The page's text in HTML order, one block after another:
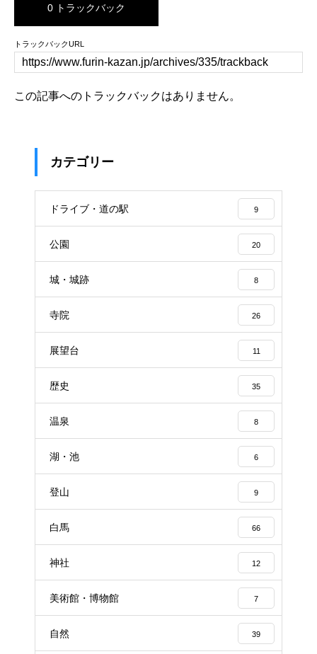
0 トラックバック
トラックバックURL
この記事へのトラックバックはありません。
カテゴリー
ドライブ・道の駅 9
公園 20
城・城跡 8
寺院 26
展望台 11
歴史 35
温泉 8
湖・池 6
登山 9
白馬 66
神社 12
美術館・博物館 7
自然 39